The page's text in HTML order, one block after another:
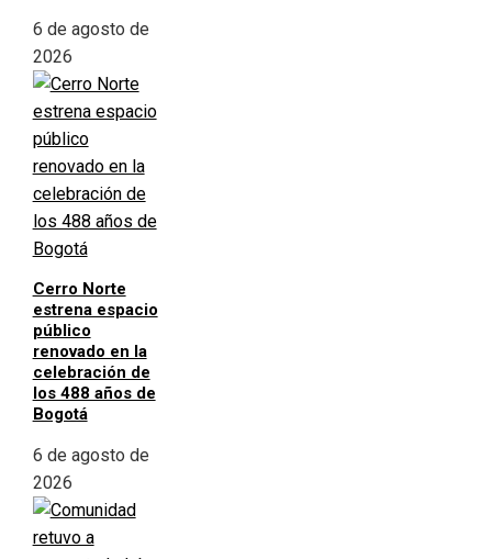
6 de agosto de
2026
Cerro Norte
estrena espacio
público
renovado en la
celebración de
los 488 años de
Bogotá
6 de agosto de
2026